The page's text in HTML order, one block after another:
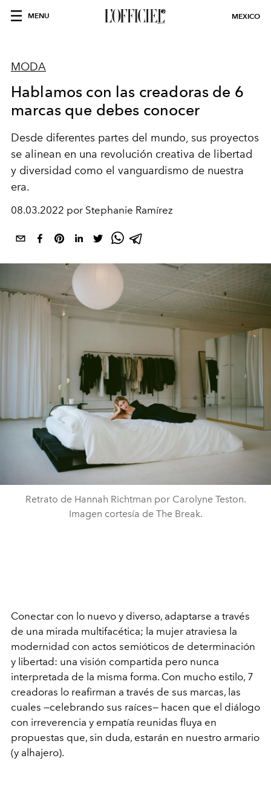
MENU MEXICO
MODA
Hablamos con las creadoras de 6
marcas que debes conocer
Desde diferentes partes del mundo, sus proyectos
se alinean en una revolución creativa de libertad
y diversidad como el vanguardismo de nuestra
era.
08.03.2022 por Stephanie Ramírez
Retrato de Hannah Richtman por Carolyne Teston.
Imagen cortesía de The Break.
Conectar con lo nuevo y diverso, adaptarse a través
de una mirada multifacética; la mujer atraviesa la
modernidad con actos semióticos de determinación
y libertad: una visión compartida pero nunca
interpretada de la misma forma. Con mucho estilo, 7
creadoras lo reafirman a través de sus marcas, las
cuales —celebrando sus raíces— hacen que el diálogo
con irreverencia y empatía reunidas fluya en
propuestas que, sin duda, estarán en nuestro armario
(y alhajero).